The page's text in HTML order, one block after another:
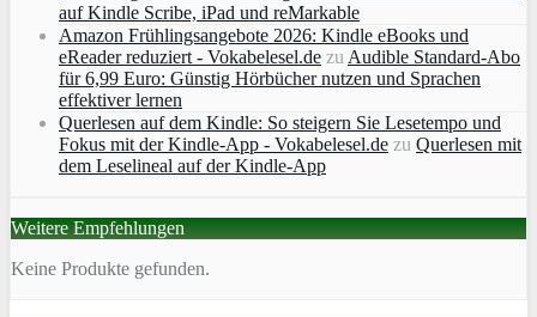
auf Kindle Scribe, iPad und reMarkable
Amazon Frühlingsangebote 2026: Kindle eBooks und
eReader reduziert - Vokabelesel.de zu Audible Standard-Abo
für 6,99 Euro: Günstig Hörbücher nutzen und Sprachen
effektiver lernen
Querlesen auf dem Kindle: So steigern Sie Lesetempo und
Fokus mit der Kindle-App - Vokabelesel.de zu Querlesen mit
dem Leselineal auf der Kindle-App
Weitere Empfehlungen
Keine Produkte gefunden.